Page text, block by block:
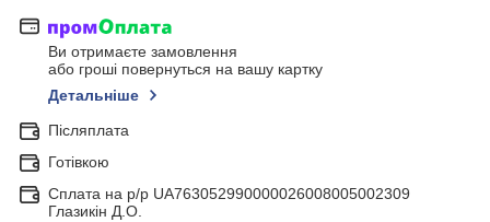
Ви отримаєте замовлення
або гроші повернуться на вашу картку
Детальніше
Післяплата
Готівкою
Сплата на р/р UA763052990000026008005002309
Глазикін Д.О.